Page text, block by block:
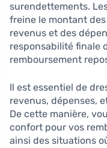
surendettements.
freine le montant
revenus et des
responsabilité finale
remboursement
Il est essentiel de
revenus, dépenses,
De cette manière,
confort pour vos
ainsi des situations